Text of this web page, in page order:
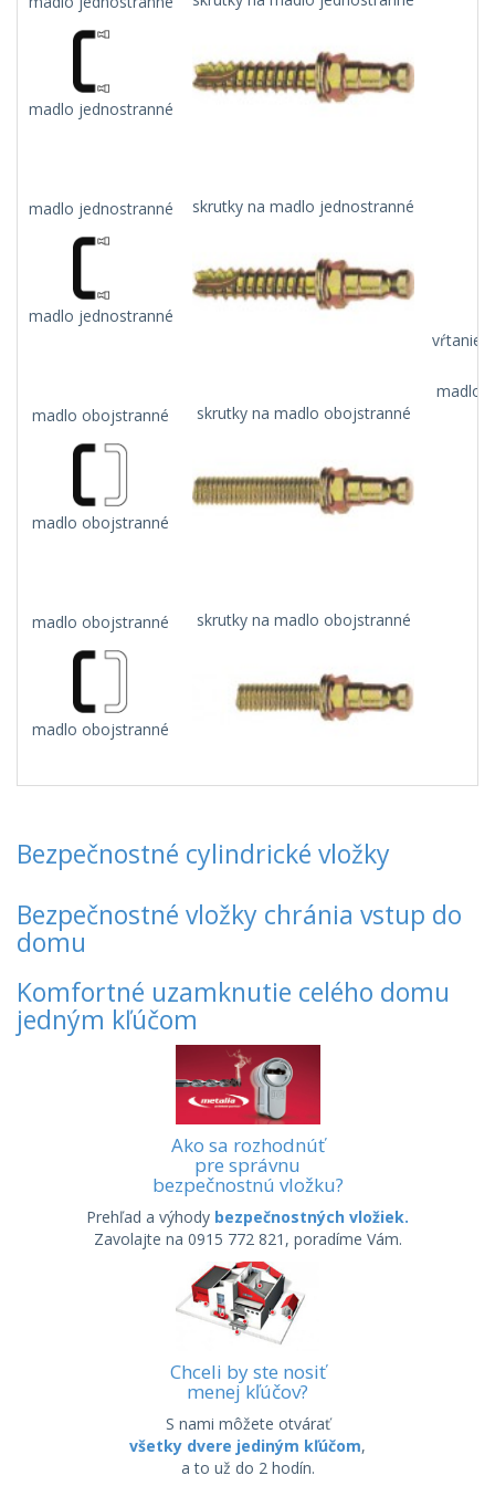
madlo jednostranné
madlo jednostranné
madlo jednostranné
skrutky na madlo jednostranné
vŕtanie
madlo obojstranné
madlo obojstranné
skrutky na madlo obojstranné
madlo
madlo obojstranné
madlo obojstranné
skrutky na madlo obojstranné
Bezpečnostné cylindrické vložky
Bezpečnostné vložky chránia vstup do
domu
Komfortné uzamknutie celého domu
jedným kľúčom
Ako sa rozhodnúť
pre správnu
bezpečnostnú vložku?
Prehľad a výhody bezpečnostných vložiek.
Zavolajte na 0915 772 821, poradíme Vám.
Chceli by ste nosiť
menej kľúčov?
S nami môžete otvárať
všetky dvere jediným kľúčom,
a to už do 2 hodín.